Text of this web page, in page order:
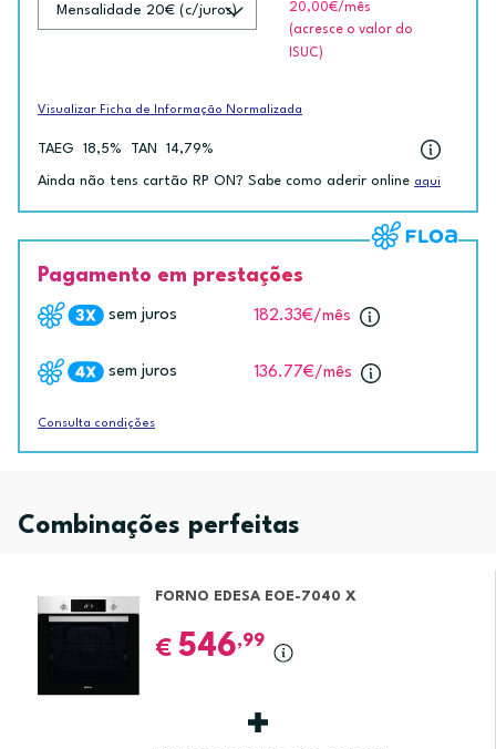
20,00€/mês
(acresce o valor do
ISUC)
Visualizar Ficha de Informação Normalizada
TAEG 18,5% TAN 14,79%
Ainda não tens cartão RP ON? Sabe como aderir online aqui
Pagamento em prestações
sem juros 182.33€/mês
sem juros 136.77€/mês
Consulta condições
Combinações perfeitas
FORNO EDESA EOE-7040 X
€ 546,99